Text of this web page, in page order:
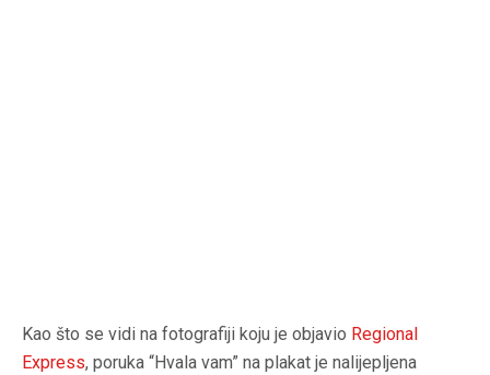
Kao što se vidi na fotografiji koju je objavio Regional
Express, poruka “Hvala vam” na plakat je nalijepljena